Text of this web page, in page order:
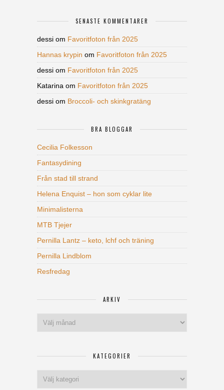
SENASTE KOMMENTARER
dessi om Favoritfoton från 2025
Hannas krypin om Favoritfoton från 2025
dessi om Favoritfoton från 2025
Katarina om Favoritfoton från 2025
dessi om Broccoli- och skinkgratäng
BRA BLOGGAR
Cecilia Folkesson
Fantasydining
Från stad till strand
Helena Enquist – hon som cyklar lite
Minimalisterna
MTB Tjejer
Pernilla Lantz – keto, lchf och träning
Pernilla Lindblom
Resfredag
ARKIV
KATEGORIER